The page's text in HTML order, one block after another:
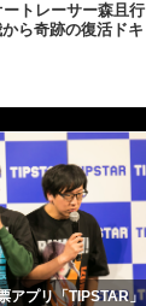
トレーサー森且行
ら奇跡の復活ドキ
アプリ「TIPSTAR」